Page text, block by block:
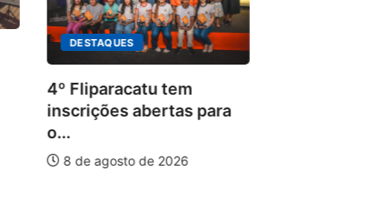
DESTAQUES
4º Fliparacatu tem
inscrições abertas para
o...
8 de agosto de 2026